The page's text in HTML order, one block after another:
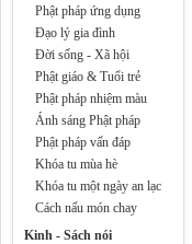
Phật pháp ứng dụng
Đạo lý gia đình
Đời sống - Xã hội
Phật giáo & Tuổi trẻ
Phật pháp nhiệm màu
Ánh sáng Phật pháp
Phật pháp vấn đáp
Khóa tu mùa hè
Khóa tu một ngày an lạc
Cách nấu món chay
Kinh - Sách nói